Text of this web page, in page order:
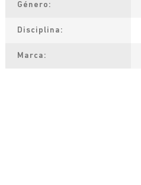
Género
Disciplina
Marca